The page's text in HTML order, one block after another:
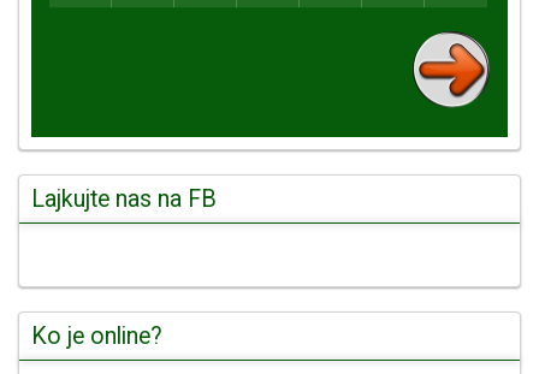
Lajkujte nas na FB
Ko je online?